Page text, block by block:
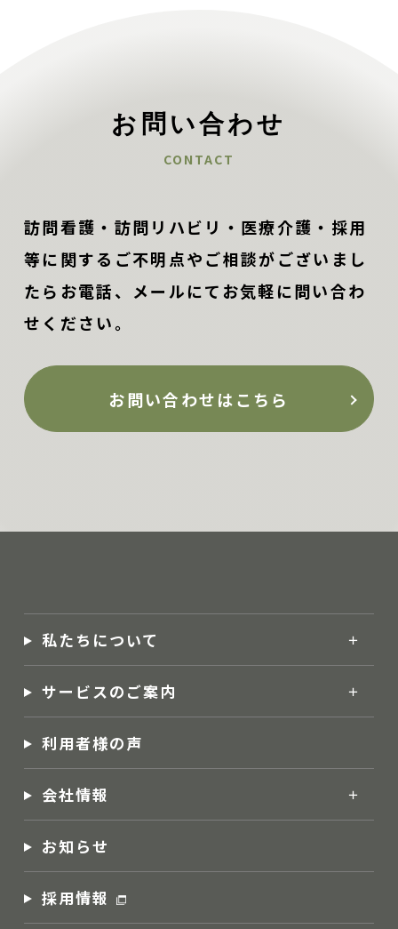
お問い合わせ
CONTACT
訪問看護・訪問リハビリ・医療介護・採用
等に関するご不明点やご相談がございまし
たらお電話、メールにてお気軽に問い合わ
せください。
お問い合わせはこちら
私たちについて
サービスのご案内
利用者様の声
会社情報
お知らせ
採用情報